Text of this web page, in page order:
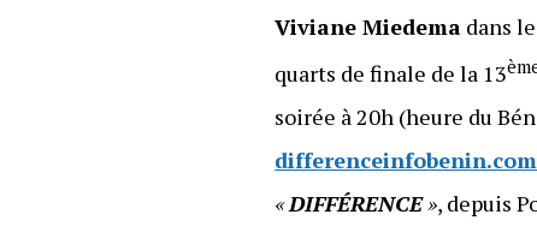
Viviane Miedema dans
quarts de finale de la 13
soirée à 20h (heure du
differenceinfobenin.com
«DIFFÉRENCE», depuis